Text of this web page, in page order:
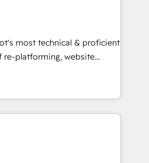
executed over a
approach,
integrates analysis,
qualification. Leveraging
we focus on
and converting leads.
most technical & proficient
re-platforming, website
We specialize in multi-hub
market & enterprise
Expertise Impact